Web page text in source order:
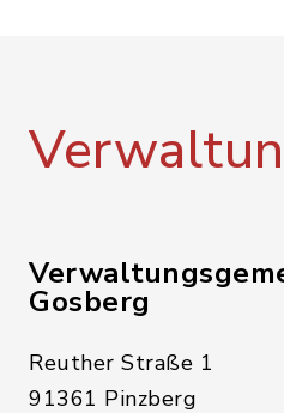
Gosberg
Reuther Straße 1
91361 Pinzberg